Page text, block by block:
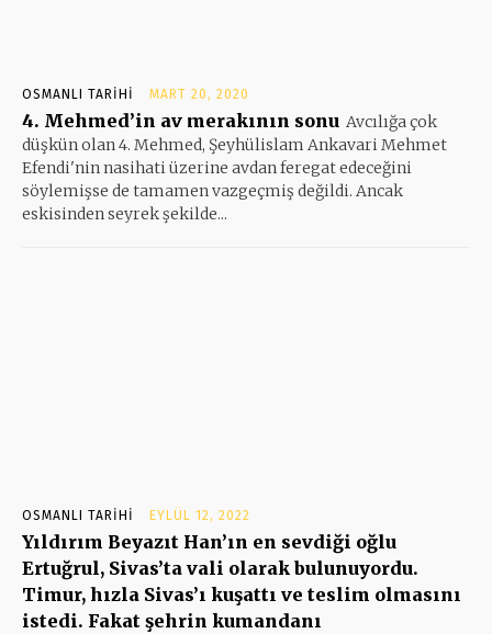
OSMANLI TARIHI MART 20, 2020
4. Mehmed’in av merakının sonu Avcılığa çok
düşkün olan 4. Mehmed, Şeyhülislam Ankavari Mehmet
Efendi'nin nasihati üzerine avdan feregat edeceğini
söylemişse de tamamen vazgeçmiş değildi. Ancak
eskisinden seyrek şekilde...
OSMANLI TARIHI EYLÜL 12, 2022
Yıldırım Beyazıt Han’ın en sevdiği oğlu
Ertuğrul, Sivas’ta vali olarak bulunuyordu.
Timur, hızla Sivas’ı kuşattı ve teslim olmasını
istedi. Fakat şehrin kumandanı